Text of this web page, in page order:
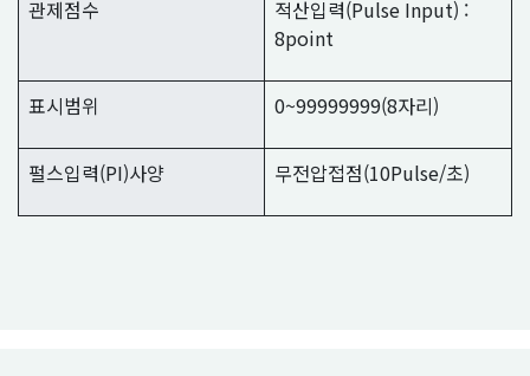
관제점수
적산입력(Pulse Input) :
8point
표시범위 0~99999999(8자리)
펄스입력(PI)사양 무전압접점(10Pulse/초)